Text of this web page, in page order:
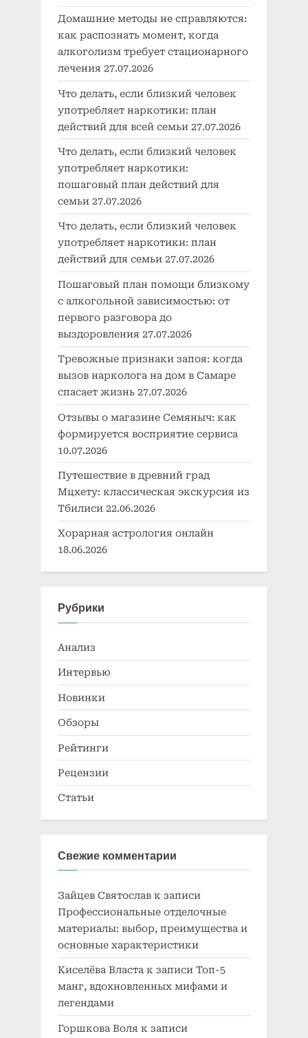
Домашние методы не справляются:
как распознать момент, когда
алкоголизм требует стационарного
лечения 27.07.2026
Что делать, если близкий человек
употребляет наркотики: план
действий для всей семьи 27.07.2026
Что делать, если близкий человек
употребляет наркотики:
пошаговый план действий для
семьи 27.07.2026
Что делать, если близкий человек
употребляет наркотики: план
действий для семьи 27.07.2026
Пошаговый план помощи близкому
с алкогольной зависимостью: от
первого разговора до
выздоровления 27.07.2026
Тревожные признаки запоя: когда
вызов нарколога на дом в Самаре
спасает жизнь 27.07.2026
Отзывы о магазине Семяныч: как
формируется восприятие сервиса
10.07.2026
Путешествие в древний град
Мцхету: классическая экскурсия из
Тбилиси 22.06.2026
Хорарная астрология онлайн
18.06.2026
Рубрики
Анализ
Интервью
Новинки
Обзоры
Рейтинги
Рецензии
Статьи
Свежие комментарии
Зайцев Святослав к записи
Профессиональные отделочные
материалы: выбор, преимущества и
основные характеристики
Киселёва Власта к записи Топ-5
манг, вдохновленных мифами и
легендами
Горшкова Воля к записи